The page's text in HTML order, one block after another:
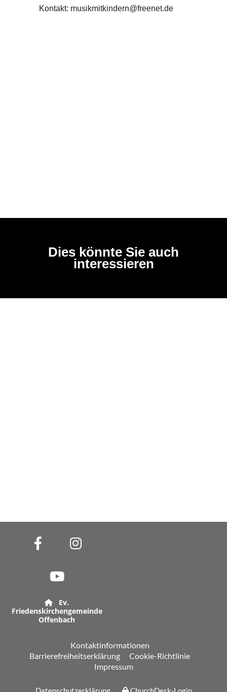
Kontakt: musikmitkindern@freenet.de
Dies könnte Sie auch
interessieren

Ev.
Friedenskirchengemeinde
Offenbach
Kontaktinformationen
Barrierefreiheitserklärung
Cookie-Richtlinie
Impressum